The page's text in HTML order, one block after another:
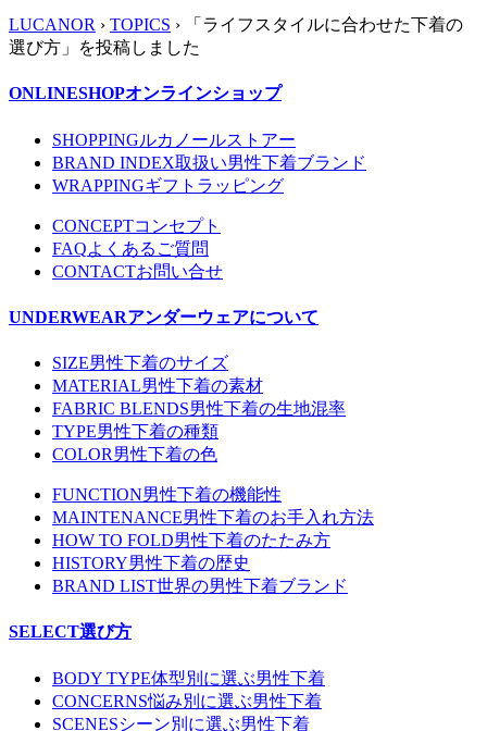
LUCANOR › TOPICS › 「ライフスタイルに合わせた下着の
選び方」を投稿しました
ONLINESHOPオンラインショップ
SHOPPINGルカノールストアー
BRAND INDEX取扱い男性下着ブランド
WRAPPINGギフトラッピング
CONCEPTコンセプト
FAQよくあるご質問
CONTACTお問い合せ
UNDERWEARアンダーウェアについて
SIZE男性下着のサイズ
MATERIAL男性下着の素材
FABRIC BLENDS男性下着の生地混率
TYPE男性下着の種類
COLOR男性下着の色
FUNCTION男性下着の機能性
MAINTENANCE男性下着のお手入れ方法
HOW TO FOLD男性下着のたたみ方
HISTORY男性下着の歴史
BRAND LIST世界の男性下着ブランド
SELECT選び方
BODY TYPE体型別に選ぶ男性下着
CONCERNS悩み別に選ぶ男性下着
SCENESシーン別に選ぶ男性下着